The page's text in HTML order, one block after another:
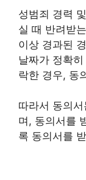
성범죄 경력
실 때 반려받
이상 경과된
날짜가 정확
락한 경우, 동
따라서 동의
며, 동의서를
록 동의서를